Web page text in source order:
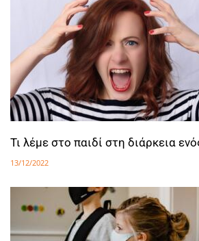
Τι λέμε στο παιδί στη διάρκεια
13/12/2022